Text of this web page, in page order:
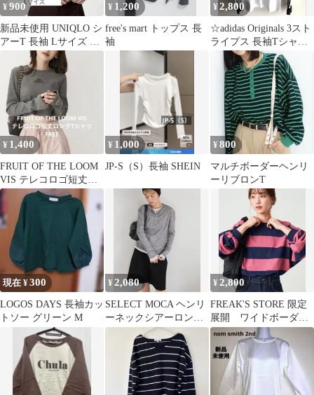
¥900
新品未使用 UNIQLO シ
アーT 長袖 Lサイズ 2
点セット
¥ 1,200
free's mart トップス 長
袖
¥2,800
☆adidas Originals 3スト
ライプス 長袖Tシャツ
（ロンT）
¥ 1,400
FRUIT OF THE LOOM
VIS テレコロゴ短丈ロ
ングTシャツFREE
¥ 1,000
JP-S（S）長袖 SHEIN
¥800
マルチボーダーヘンリ
ーリブロンT
現在 ¥300
LOGOS DAYS 長袖カッ
トソー グリーン M
¥2,080
SELECT MOCA ヘンリ
ーネックシアーロンT
セレクトモカ 長袖 グレ
¥2,800
FREAK'S STORE 限定
展開 ワイドボーダー
ロングスリーブ Tシャ
ツ